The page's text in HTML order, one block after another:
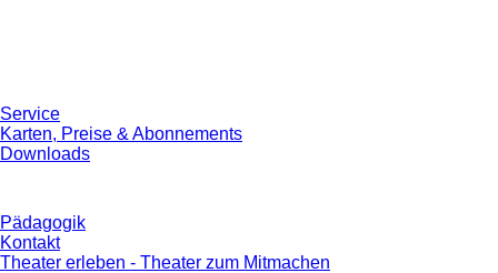
Service
Karten, Preise & Abonnements
Downloads
Pädagogik
Kontakt
Theater erleben - Theater zum Mitmachen